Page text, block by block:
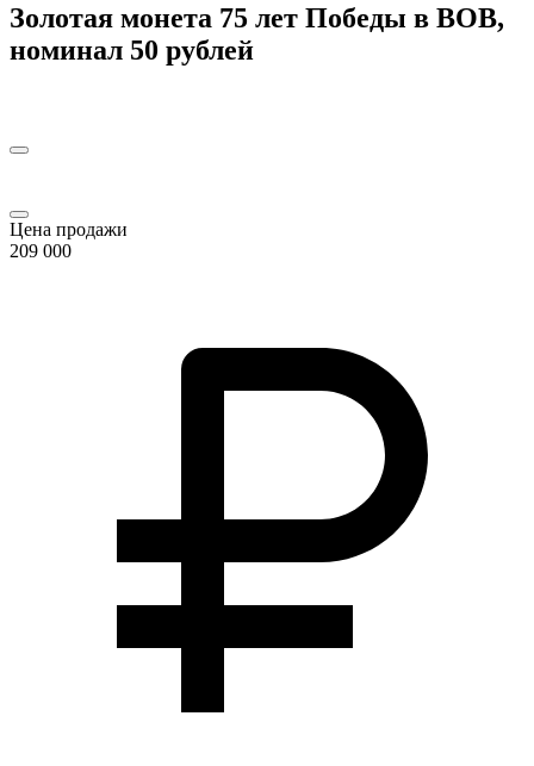
Золотая монета 75 лет Победы в ВОВ,
номинал 50 рублей
Цена продажи
209 000